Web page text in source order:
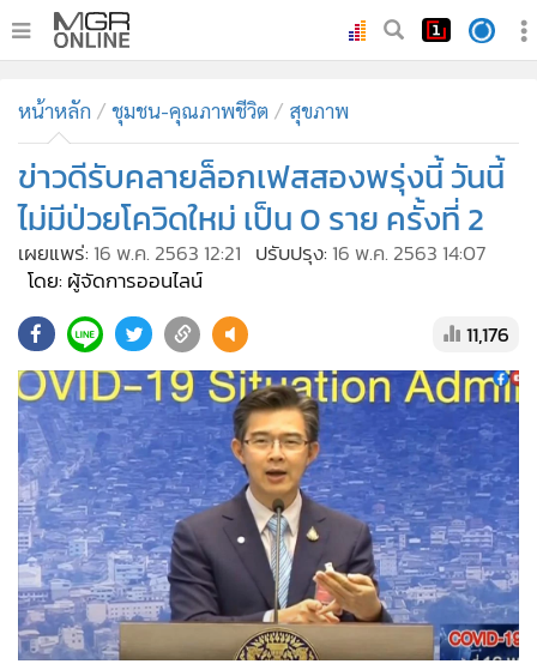
ทันเหตุการณ์
• ภาคใต้
• ภูมิภาค
Online Section
บันเทิง
• ผู้จัดการรายวัน
• คอลัมนิสต์
• ละคร
• CbizReview
• Cyber BIZ
• ผู้จัดกวน
• Good health & Well-being
• Green Innovation & SD
• Management & HR
• MGR Live
หน้าหลัก ชุมชน-คุณภาพชีวิต สุขภาพ
ข่าวดีรับคลายล็อกเฟสสองพรุ่งนี้ วันนี้
ไม่มีป่วยโควิดใหม่ เป็น 0 ราย ครั้งที่ 2
เผยแพร่: 16 พ.ค. 2563 12:21 ปรับปรุง: 16 พ.ค. 2563 14:07
โดย: ผู้จัดการออนไลน์
11,176